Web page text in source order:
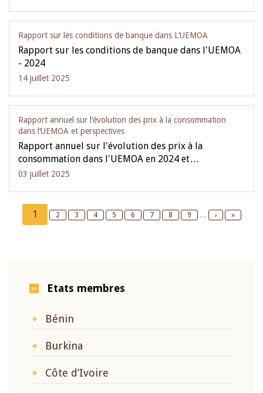
Rapport sur les conditions de banque dans L‘UEMOA
Rapport sur les conditions de banque dans l'UEMOA
- 2024
14 juillet 2025
Rapport annuel sur l‘évolution des prix à la consommation
dans l‘UEMOA et perspectives
Rapport annuel sur l'évolution des prix à la
consommation dans l'UEMOA en 2024 et…
03 juillet 2025
Pagination
Current
page
1 Page
2 Page
3 Page
4 Page
5 Page
6 Page
7 Page
8 Page
9 …
Next
›
Last
»
Etats membres
Bénin
Burkina
Côte d’Ivoire